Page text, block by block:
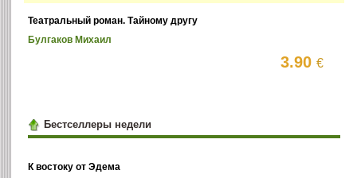
Театральный роман. Тайному другу
Булгаков Михаил
3.90€
Бестселлеры недели
К востоку от Эдема